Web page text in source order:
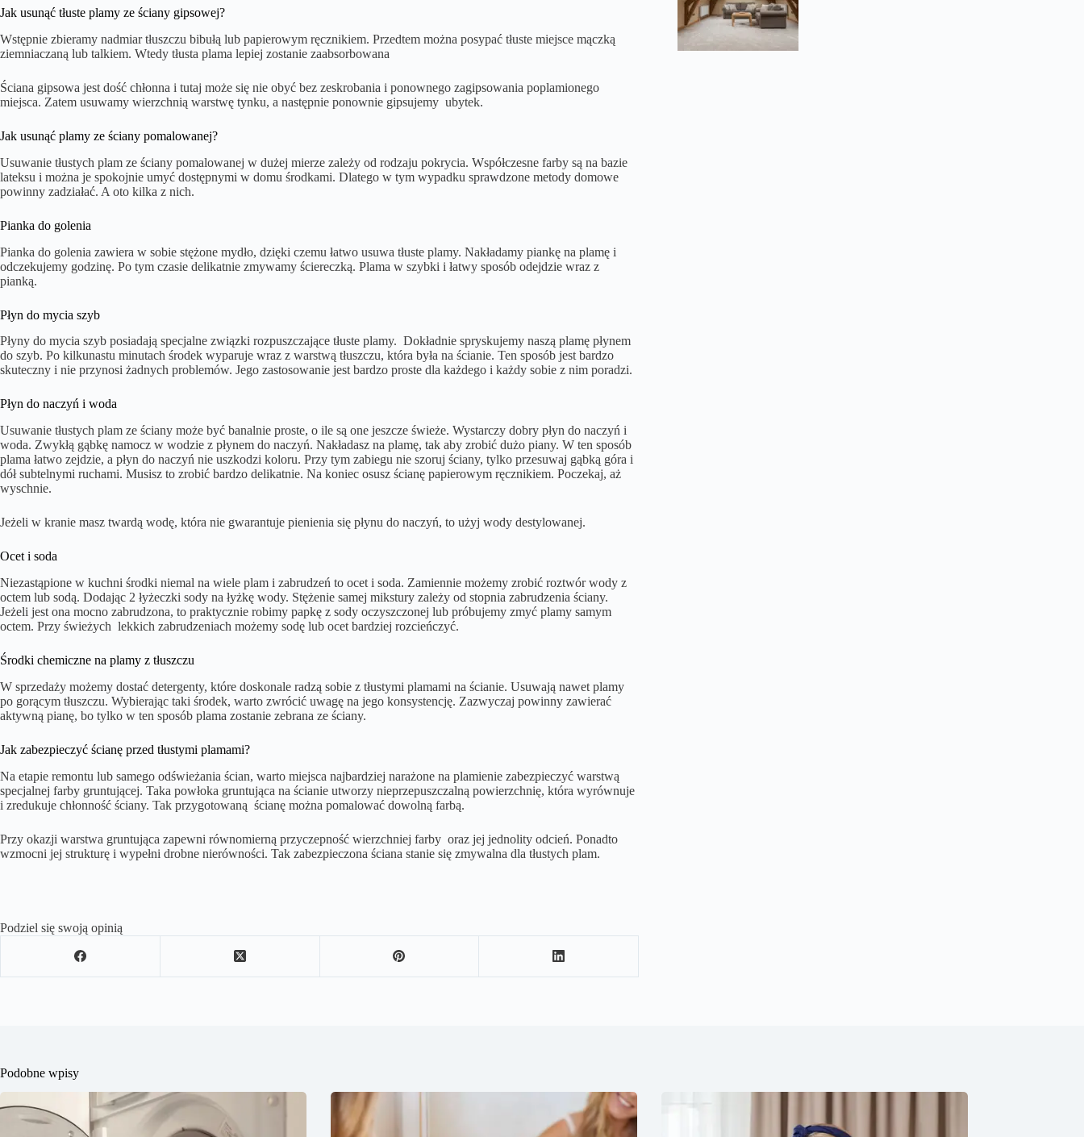
Jak usunąć tłuste plamy ze ściany gipsowej?
Wstępnie zbieramy nadmiar tłuszczu bibułą lub papierowym ręcznikiem. Przedtem można posypać tłuste miejsce mączką
ziemniaczaną lub talkiem. Wtedy tłusta plama lepiej zostanie zaabsorbowana
Ściana gipsowa jest dość chłonna i tutaj może się nie obyć bez zeskrobania i ponownego zagipsowania poplamionego
miejsca. Zatem usuwamy wierzchnią warstwę tynku, a następnie ponownie gipsujemy ubytek.
Jak usunąć plamy ze ściany pomalowanej?
Usuwanie tłustych plam ze ściany pomalowanej w dużej mierze zależy od rodzaju pokrycia. Współczesne farby są na bazie
lateksu i można je spokojnie umyć dostępnymi w domu środkami. Dlatego w tym wypadku sprawdzone metody domowe
powinny zadziałać. A oto kilka z nich.
Pianka do golenia
Pianka do golenia zawiera w sobie stężone mydło, dzięki czemu łatwo usuwa tłuste plamy. Nakładamy piankę na plamę i
odczekujemy godzinę. Po tym czasie delikatnie zmywamy ściereczką. Plama w szybki i łatwy sposób odejdzie wraz z
pianką.
Płyn do mycia szyb
Płyny do mycia szyb posiadają specjalne związki rozpuszczające tłuste plamy. Dokładnie spryskujemy naszą plamę płynem
do szyb. Po kilkunastu minutach środek wyparuje wraz z warstwą tłuszczu, która była na ścianie. Ten sposób jest bardzo
skuteczny i nie przynosi żadnych problemów. Jego zastosowanie jest bardzo proste dla każdego i każdy sobie z nim poradzi.
Płyn do naczyń i woda
Usuwanie tłustych plam ze ściany może być banalnie proste, o ile są one jeszcze świeże. Wystarczy dobry płyn do naczyń i
woda. Zwykłą gąbkę namocz w wodzie z płynem do naczyń. Nakładasz na plamę, tak aby zrobić dużo piany. W ten sposób
plama łatwo zejdzie, a płyn do naczyń nie uszkodzi koloru. Przy tym zabiegu nie szoruj ściany, tylko przesuwaj gąbką góra i
dół subtelnymi ruchami. Musisz to zrobić bardzo delikatnie. Na koniec osusz ścianę papierowym ręcznikiem. Poczekaj, aż
wyschnie.
Jeżeli w kranie masz twardą wodę, która nie gwarantuje pienienia się płynu do naczyń, to użyj wody destylowanej.
Ocet i soda
Niezastąpione w kuchni środki niemal na wiele plam i zabrudzeń to ocet i soda. Zamiennie możemy zrobić roztwór wody z
octem lub sodą. Dodając 2 łyżeczki sody na łyżkę wody. Stężenie samej mikstury zależy od stopnia zabrudzenia ściany.
Jeżeli jest ona mocno zabrudzona, to praktycznie robimy papkę z sody oczyszczonej lub próbujemy zmyć plamy samym
octem. Przy świeżych lekkich zabrudzeniach możemy sodę lub ocet bardziej rozcieńczyć.
Środki chemiczne na plamy z tłuszczu
W sprzedaży możemy dostać detergenty, które doskonale radzą sobie z tłustymi plamami na ścianie. Usuwają nawet plamy
po gorącym tłuszczu. Wybierając taki środek, warto zwrócić uwagę na jego konsystencję. Zazwyczaj powinny zawierać
aktywną pianę, bo tylko w ten sposób plama zostanie zebrana ze ściany.
Jak zabezpieczyć ścianę przed tłustymi plamami?
Na etapie remontu lub samego odświeżania ścian, warto miejsca najbardziej narażone na plamienie zabezpieczyć warstwą
specjalnej farby gruntującej. Taka powłoka gruntująca na ścianie utworzy nieprzepuszczalną powierzchnię, która wyrównuje
i zredukuje chłonność ściany. Tak przygotowaną ścianę można pomalować dowolną farbą.
Przy okazji warstwa gruntująca zapewni równomierną przyczepność wierzchniej farby oraz jej jednolity odcień. Ponadto
wzmocni jej strukturę i wypełni drobne nierówności. Tak zabezpieczona ściana stanie się zmywalna dla tłustych plam.
Podziel się swoją opinią
Podobne wpisy